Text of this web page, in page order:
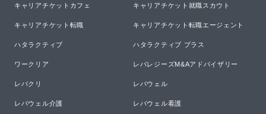
キャリアチケットカフェ キャリアチケット就職スカウト
キャリアチケット転職 キャリアチケット転職エージェント
ハタラクティブ ハタラクティブ プラス
ワークリア レバレジーズM&Aアドバイザリー
レバクリ レバウェル
レバウェル介護 レバウェル看護